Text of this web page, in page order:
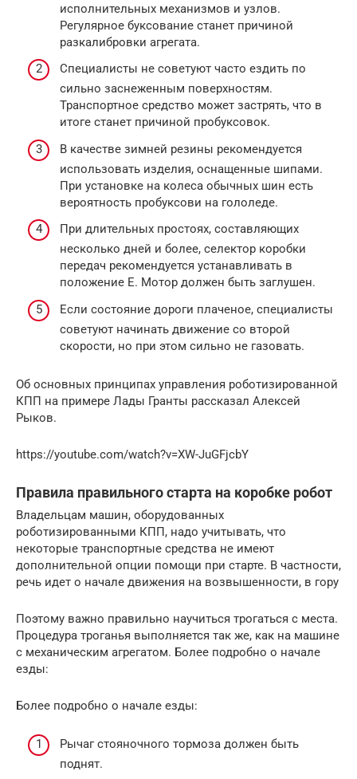
исполнительных механизмов и узлов.
Регулярное буксование станет причиной
разкалибровки агрегата.
Специалисты не советуют часто ездить по
сильно заснеженным поверхностям.
Транспортное средство может застрять, что в
итоге станет причиной пробуксовок.
В качестве зимней резины рекомендуется
использовать изделия, оснащенные шипами.
При установке на колеса обычных шин есть
вероятность пробуксови на гололеде.
При длительных простоях, составляющих
несколько дней и более, селектор коробки
передач рекомендуется устанавливать в
положение Е. Мотор должен быть заглушен.
Если состояние дороги плаченое, специалисты
советуют начинать движение со второй
скорости, но при этом сильно не газовать.
Об основных принципах управления роботизированной
КПП на примере Лады Гранты рассказал Алексей
Рыков.
https://youtube.com/watch?v=XW-JuGFjcbY
Правила правильного старта на коробке робот
Владельцам машин, оборудованных
роботизированными КПП, надо учитывать, что
некоторые транспортные средства не имеют
дополнительной опции помощи при старте. В частности,
речь идет о начале движения на возвышенности, в гору
Поэтому важно правильно научиться трогаться с места.
Процедура троганья выполняется так же, как на машине
с механическим агрегатом. Более подробно о начале
езды:
Более подробно о начале езды:
Рычаг стояночного тормоза должен быть
поднят.